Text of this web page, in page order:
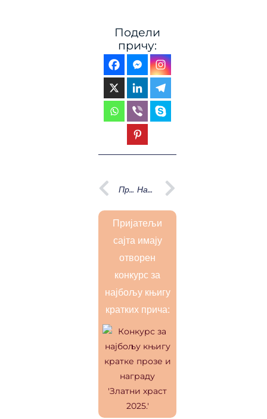
Подели
причу:
Prev
Претходна Наредна
Next
Пријатељи
сајта имају
отворен
конкурс за
најбољу књигу
кратких прича: